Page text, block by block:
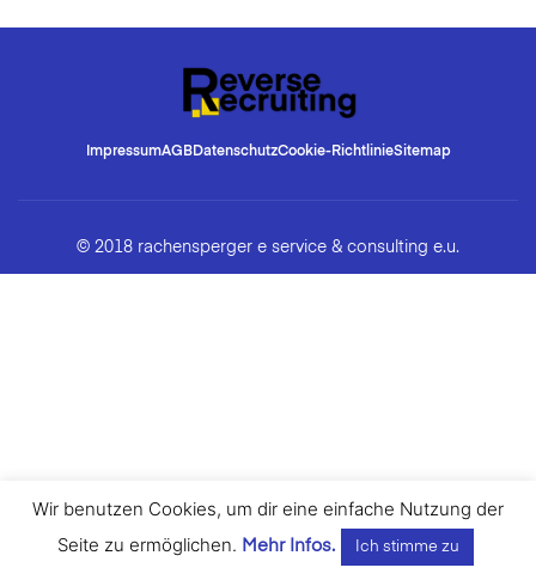
ImpressumAGBDatenschutzCookie-RichtlinieSitemap
© 2018 rachensperger e service & consulting e.u.
Wir benutzen Cookies, um dir eine einfache Nutzung der
Seite zu ermöglichen. Mehr Infos. Ich stimme zu